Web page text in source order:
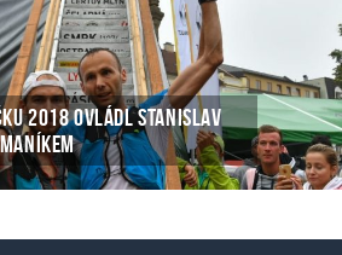
2018 OVLÁDL STANISLAV